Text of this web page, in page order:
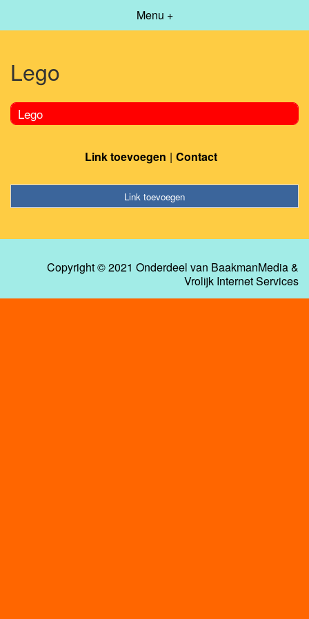
Menu +
Lego
Lego
Link toevoegen Contact
Link toevoegen
Copyright © 2021 Onderdeel van BaakmanMedia&
Vrolijk Internet Services